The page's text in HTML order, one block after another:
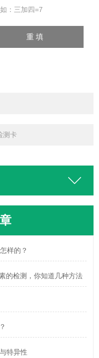
：三加四=7
测卡
样的？
的检测，你知道几种方法
特异性